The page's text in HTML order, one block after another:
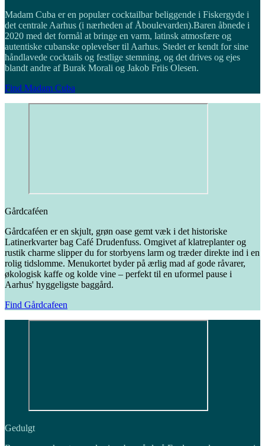
Madam Cuba er en populær cocktailbar beliggende i Fiskergyde i
det centrale Aarhus (i nærheden af Åboulevarden).Baren åbnede i
2020 med det formål at bringe en varm, latinsk atmosfære og
autentiske cubanske oplevelser til Aarhus. Stedet er kendt for sine
håndlavede cocktails og festlige stemning, og det drives og ejes
blandt andre af Burak Morali og Jakob Friis Olesen.
Find Madam Cuba
Gårdcaféen
Gårdcaféen er en skjult, grøn oase gemt væk i det historiske
Latinerkvarter bag Café Drudenfuss. Omgivet af klatreplanter og
rustik charme slipper du for storbyens larm og træder direkte ind i en
rolig tidslomme. Menukortet byder på ærlig mad af gode råvarer,
økologisk kaffe og kolde vine – perfekt til en uformel pause i
Aarhus' hyggeligste baggård.
Find Gårdcafeen
Gedulgt